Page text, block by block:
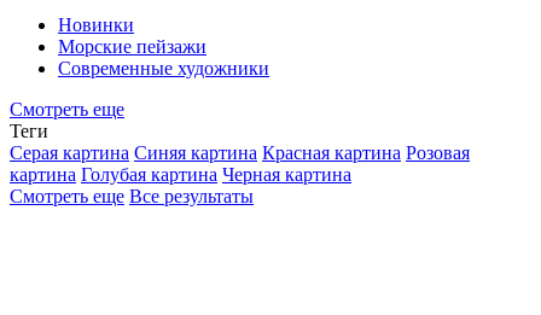
Новинки
Морские пейзажи
Современные художники
Смотреть еще
Теги
Серая картина Синяя картина Красная картина Розовая
картина Голубая картина Черная картина
Смотреть еще Все результаты